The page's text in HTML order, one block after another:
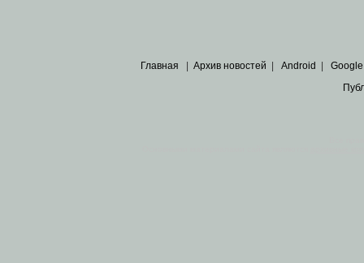
Главная Архив новостей Android Google